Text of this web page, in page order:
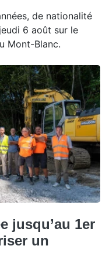
de nationalité
6 août sur le
Mont-Blanc.
jusqu’au 1er
un